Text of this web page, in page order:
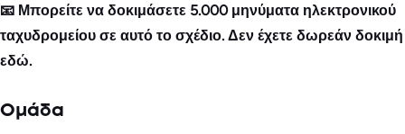
📧 Μπορείτε να δοκιμάσετε 5.000 μηνύματα ηλεκτρονικού
ταχυδρομείου σε αυτό το σχέδιο. Δεν έχετε δωρεάν δοκιμή
εδώ.
Ομάδα